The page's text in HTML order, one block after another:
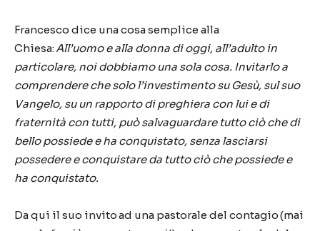
Francesco dice una cosa semplice alla
Chiesa:All’uomo e alla donna di oggi, all’adulto in
particolare, noi dobbiamo una sola cosa. Invitarlo a
comprendere che solo l’investimento su Gesù, sul suo
Vangelo, su un rapporto di preghiera con lui e di
fraternità con tutti, può salvaguardare tutto ciò che di
bello possiede e ha conquistato, senza lasciarsi
possedere e conquistare da tutto ciò che possiede e
ha conquistato.
Da qui il suo invito ad una pastorale del contagio (mai